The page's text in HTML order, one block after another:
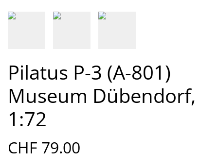
Pilatus P-3 (A-801)
Museum Dübendorf,
1:72
CHF 79.00